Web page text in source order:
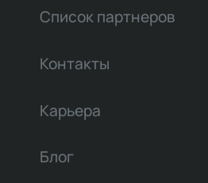
Список партнеров
Контакты
Карьера
Блог